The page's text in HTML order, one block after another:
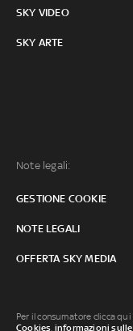
SKY VIDEO
SKY ARTE
Note legali:
GESTIONE COOKIE
NOTE LEGALI
OFFERTA SKY MEDIA
Per il consumatore clicca
Cookies, informazioni